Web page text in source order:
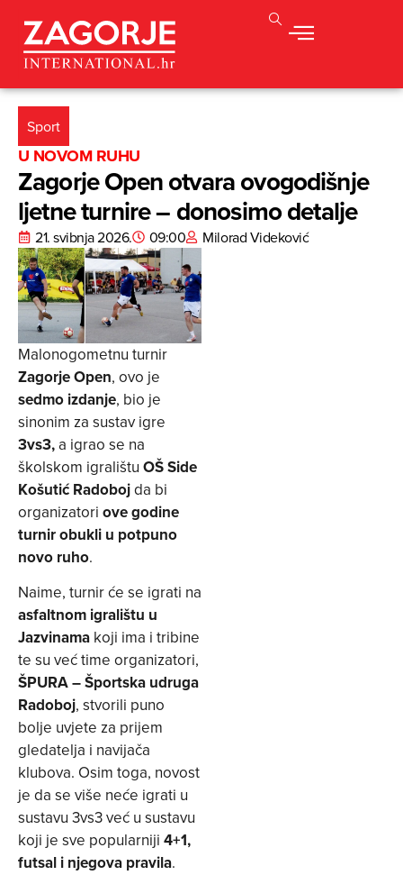
Sport
U NOVOM RUHU
Zagorje Open otvara ovogodišnje
ljetne turnire – donosimo detalje
21. svibnja 2026. 09:00 Milorad Videković
Malonogometnu turnir
Zagorje Open, ovo je
sedmo izdanje, bio je
sinonim za sustav igre
3vs3,a igrao se na
školskom igralištu OŠ Side
Košutić Radobojda bi
organizatori ove godine
turnir obukli u potpuno
novo ruho.
Naime, turnir će se igrati na
asfaltnom igralištu u
Jazvinama koji ima i tribine
te su već time organizatori,
ŠPURA – Športska udruga
Radoboj, stvorili puno
bolje uvjete za prijem
gledatelja i navijača
klubova. Osim toga, novost
je da se više neće igrati u
sustavu 3vs3 već u sustavu
koji je sve popularniji 4+1,
futsal i njegova pravila.